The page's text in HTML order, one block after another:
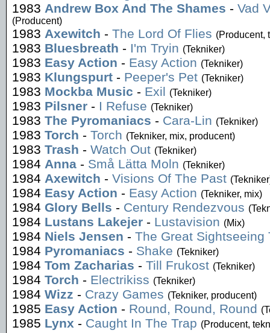
1983 Andrew Box And The Shames - Vad
(Producent)
1983 Axewitch - The Lord Of Flies (Producent,
1983 Bluesbreath - I'm Tryin (Tekniker)
1983 Easy Action - Easy Action (Tekniker)
1983 Klungspurt - Peeper's Pet (Tekniker)
1983 Mockba Music - Exil (Tekniker)
1983 Pilsner - I Refuse (Tekniker)
1983 The Pyromaniacs - Cara-Lin (Tekniker)
1983 Torch - Torch (Tekniker, mix, producent)
1983 Trash - Watch Out (Tekniker)
1984 Anna - Små Lätta Moln (Tekniker)
1984 Axewitch - Visions Of The Past
1984 Easy Action - Easy Action (Tekniker, mix)
1984 Glory Bells - Century Rendezvous
1984 Lustans Lakejer - Lustavision (Mix)
1984 Niels Jensen - The Great Sightseeing
1984 Pyromaniacs - Shake (Tekniker)
1984 Tom Zacharias - Till Frukost (Tekniker)
1984 Torch - Electrikiss (Tekniker)
1984 Wizz - Crazy Games (Tekniker, producent)
1985 Easy Action - Round, Round, Round
1985 Lynx - Caught In The Trap (Producent,